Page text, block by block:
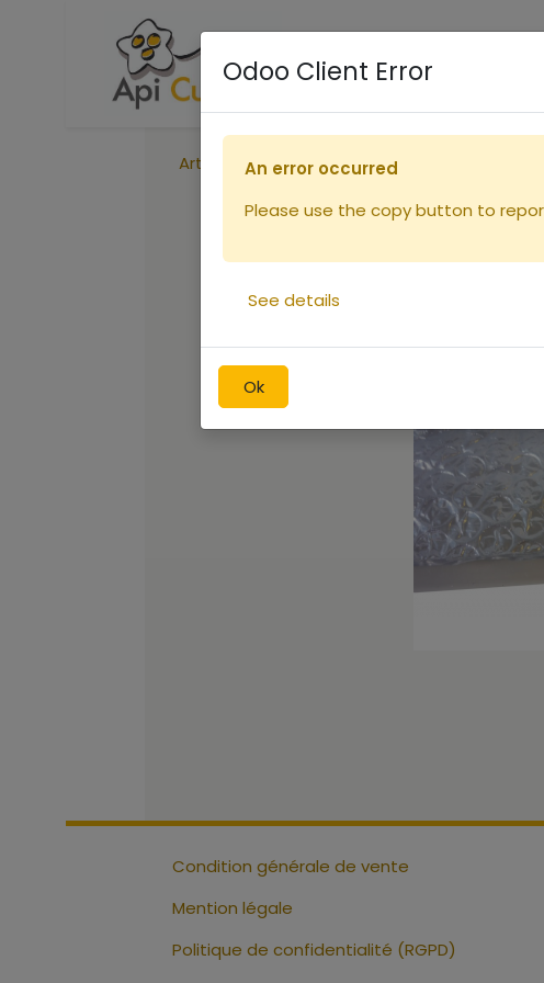
Accueil Boutique
Articles Isolant ruche 10 cadres
Condition générale de vente
Mention légale
Politique de confidentialité (RGPD)
Odoo Client Error
Ok
An error occurred
Please use the copy button to
See details